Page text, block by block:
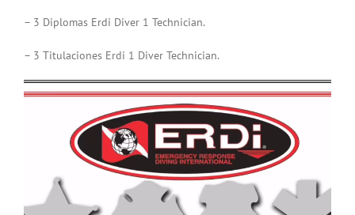
– 3 Diplomas Erdi Diver 1 Technician.
– 3 Titulaciones Erdi 1 Diver Technician.